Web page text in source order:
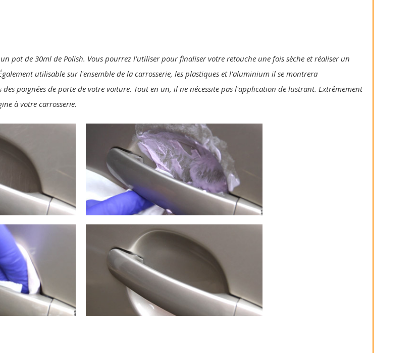
pot de 30ml de Polish. Vous pourrez l'utiliser pour finaliser votre retouche une fois sèche et réaliser un
utilisable sur l'ensemble de la carrosserie, les plastiques et l'aluminium il se montrera
poignées de porte de votre voiture. Tout en un, il ne nécessite pas l'application de lustrant. Extrêmement
à votre carrosserie.